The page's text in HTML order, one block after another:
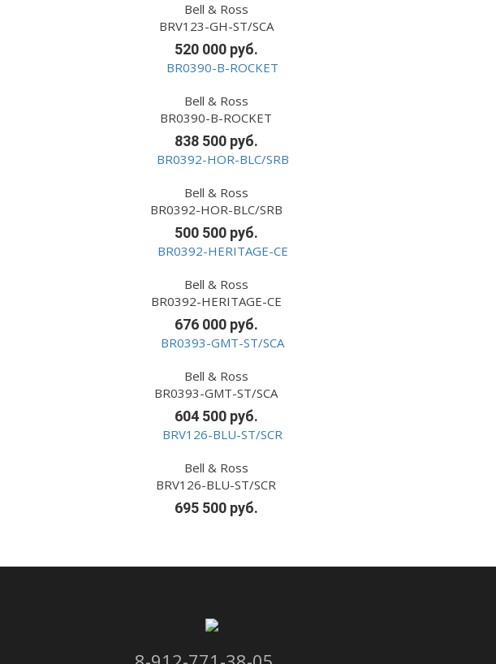
Bell & Ross
BRV123-GH-ST/SCA
520 000 руб.
Bell & Ross
BR0390-B-ROCKET
838 500 руб.
Bell & Ross
BR0392-HOR-BLC/SRB
500 500 руб.
Bell & Ross
BR0392-HERITAGE-CE
676 000 руб.
Bell & Ross
BR0393-GMT-ST/SCA
604 500 руб.
Bell & Ross
BRV126-BLU-ST/SCR
695 500 руб.